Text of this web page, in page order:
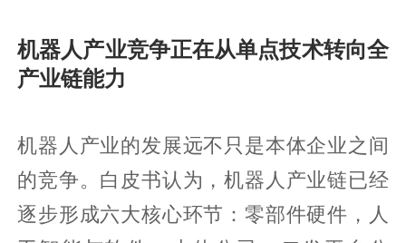
机器人产业竞争正在从单点技术转向全
产业链能力
机器人产业的发展远不只是本体企业之间
的竞争。白皮书认为，机器人产业链已经
逐步形成六大核心环节：零部件硬件，人